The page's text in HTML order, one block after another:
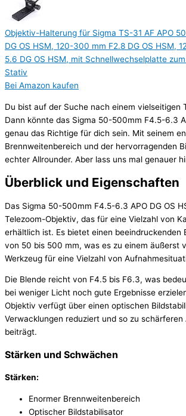
Objektiv-Halterung für Sigma TS-31 AF APO
DG OS HSM, 120-300 mm F2.8 DG OS HSM,
5.6 DG OS HSM, mit Schnellwechselplatte
Stativ
Bei Amazon kaufen
Du bist auf der Suche nach einem vielseitigen
Dann könnte das Sigma 50-500mm F4.5-6.3
genau das Richtige für dich sein. Mit seinem
Brennweitenbereich und der hervorragenden
echter Allrounder. Aber lass uns mal genauer
Überblick und Eigenschaften
Das Sigma 50-500mm F4.5-6.3 APO DG OS
Telezoom-Objektiv, das für eine Vielzahl von
erhältlich ist. Es bietet einen beeindruckenden
von 50 bis 500 mm, was es zu einem äußerst
Werkzeug für eine Vielzahl von
Die Blende reicht von F4.5 bis F6.3, was
bei weniger Licht noch gute Ergebnisse
Objektiv verfügt über einen optischen
Verwacklungen reduziert und so zu schärferen
beiträgt.
Stärken und Schwächen
Stärken:
Enormer Brennweitenbereich
Optischer Bildstabilisator